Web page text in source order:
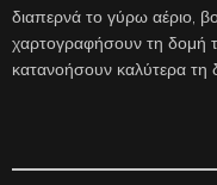
διαπερνά το γύρω αέριο,
χαρτογραφήσουν τη δομή
κατανοήσουν καλύτερα τη